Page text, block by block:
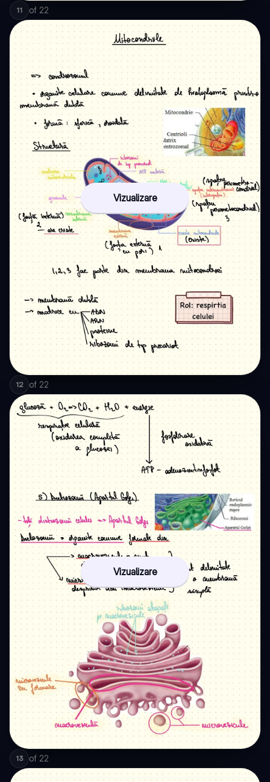
11 of 22
Vizualizare
12 of 22
Vizualizare
13 of 22